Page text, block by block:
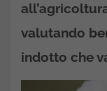
valutando
indotto che